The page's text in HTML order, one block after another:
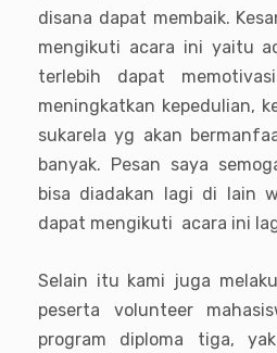
disana dapat membaik.
mengikuti acara ini yaitu
terlebih dapat
meningkatkan kepedulian,
sukarela yg akan
banyak. Pesan saya
bisa diadakan lagi di lain
dapat mengikuti acara ini
Selain itu kami juga
peserta volunteer
program diploma tiga,